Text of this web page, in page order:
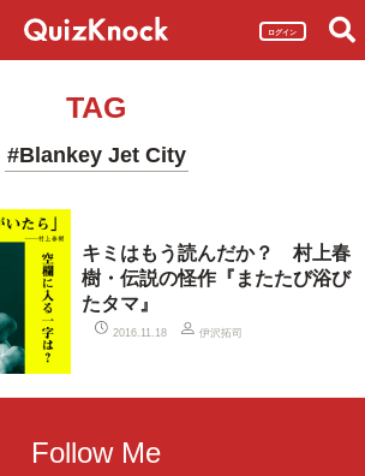
ログイン
TAG
#Blankey Jet City
キミはもう読んだか？ 村上春
樹・伝説の怪作『またたび浴び
たタマ』
2016.11.18 伊沢拓司
Follow Me